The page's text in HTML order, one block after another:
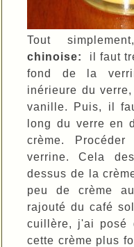
Tout
chinoise:
il faut
fond de la
inérieure du
vanille. Puis, il
long du verre en
crème.
verrine. Cela
dessus de la
peu de crème
rajouté du café
cuillère, j'ai posé
cette crème plus